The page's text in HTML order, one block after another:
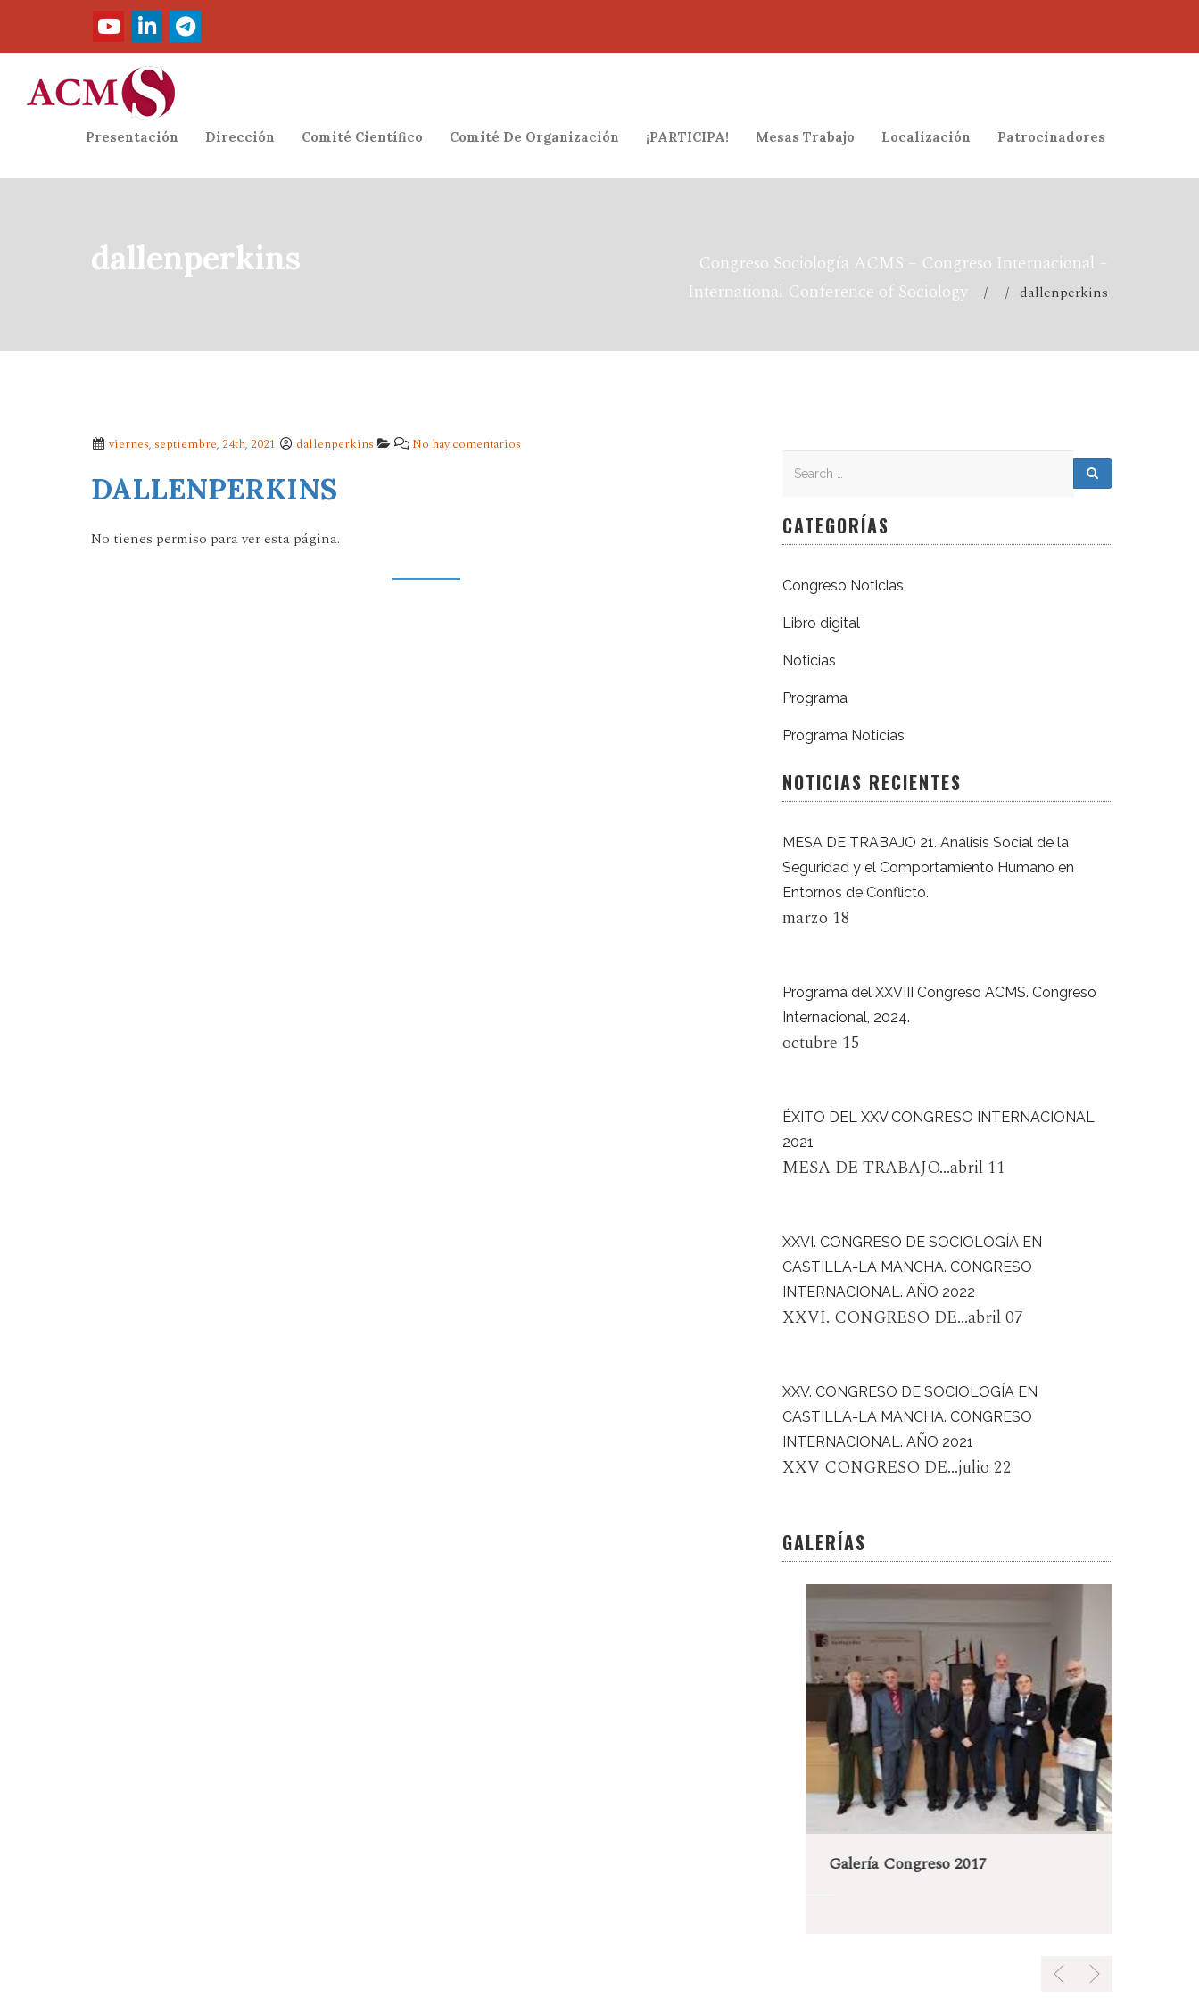
Presentación Dirección Comité Científico Comité De Organización ¡PARTICIPA! Mesas Trabajo Localización Patrocinadores
dallenperkins
Congreso Sociología ACMS – Congreso Internacional –
International Conference of Sociology
/ / dallenperkins
viernes, septiembre, 24th, 2021 dallenperkins No hay comentarios
DALLENPERKINS
No tienes permiso para ver esta página. CATEGORÍAS
Congreso Noticias
Libro digital
Noticias
Programa
Programa Noticias
NOTICIAS RECIENTES
MESA DE TRABAJO 21. Análisis Social de la
Seguridad y el Comportamiento Humano en
Entornos de Conflicto.
marzo 18
Programa del XXVIII Congreso ACMS. Congreso
Internacional, 2024.
octubre 15
ÉXITO DEL XXV CONGRESO INTERNACIONAL
2021
MESA DE TRABAJO...abril 11
XXVI. CONGRESO DE SOCIOLOGÍA EN
CASTILLA-LA MANCHA. CONGRESO
INTERNACIONAL. AÑO 2022
XXVI. CONGRESO DE...abril 07
XXV. CONGRESO DE SOCIOLOGÍA EN
CASTILLA-LA MANCHA. CONGRESO
INTERNACIONAL. AÑO 2021
XXV CONGRESO DE...julio 22
GALERÍAS
Galería Congreso 2017